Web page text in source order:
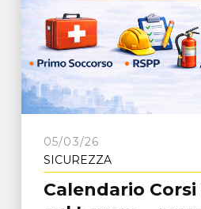
05/03/26
SICUREZZA
Calendario Corsi